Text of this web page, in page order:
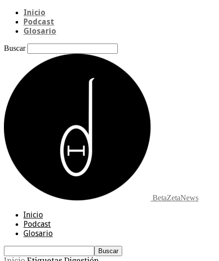
Inicio
Podcast
Glosario
Buscar
BetaZetaNews
Inicio
Podcast
Glosario